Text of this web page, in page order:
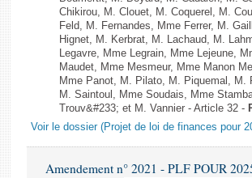
Chikirou, M. Clouet, M. Coquerel, M.
Feld, M. Fernandes, Mme Ferrer, M.
Hignet, M. Kerbrat, M. Lachaud, M.
Legavre, Mme Legrain, Mme Lejeune,
Maudet, Mme Mesmeur, Mme Manon
Mme Panot, M. Pilato, M. Piquemal,
M. Saintoul, Mme Soudais, Mme
Trouv&#233; et M. Vannier - Article 32 -
Voir le dossier (Projet de loi de finances pour
Amendement n° 2021 - PLF POUR